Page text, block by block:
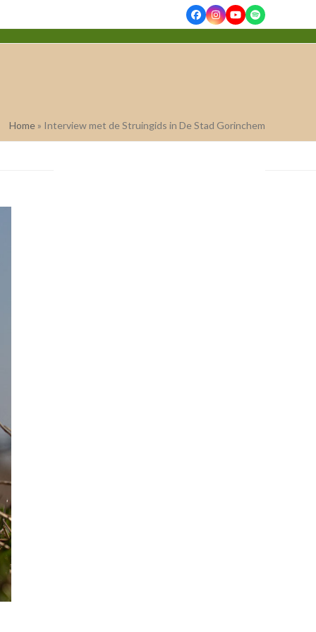
FacebookInstagram
YouTube
Spotify
Home » Interview met de Struingids in De Stad Gorinchem